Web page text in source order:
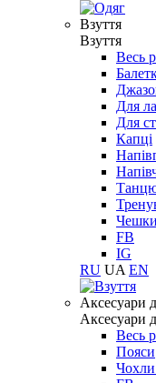
Взуття
Взуття
Весь
Для
Для
Капці
Чешки
FB
IG
RU UA EN
Aксесуари
Aксесуари
Весь
Пояси
Чохли